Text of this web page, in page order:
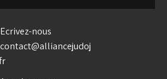
Jiu-jitsu
Ecrivez-nous
contact@alliancejudoj